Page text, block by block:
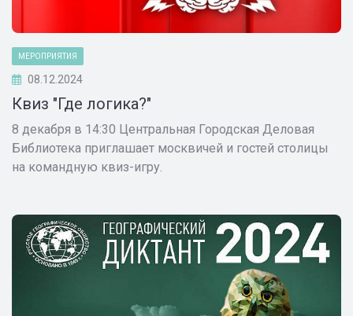
МЕРОПРИЯТИЯ
08.12.2024
Квиз "Где логика?"
8 декабря в 14:30 Центральная Городская Деловая
Библиотека приглашает москвичей и гостей столицы
на командную квиз-игру.